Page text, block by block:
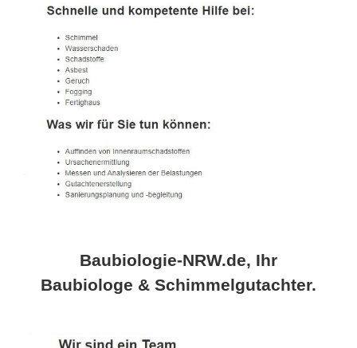
Baubiologie-NRW.de, Ihr
Baubiologe & Schimmelgutachter.